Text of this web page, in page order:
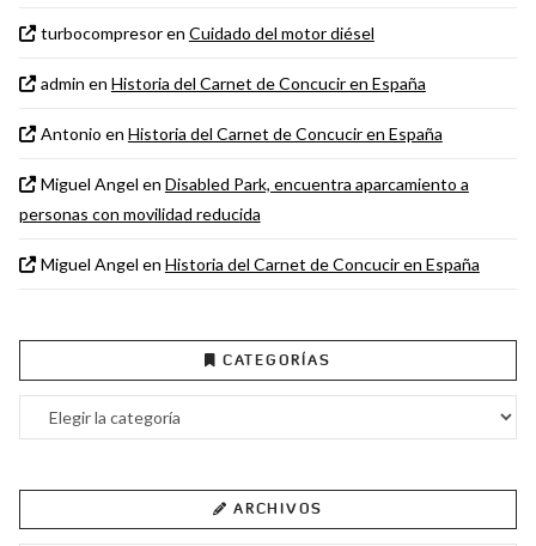
turbocompresoren Cuidado del motor diésel
admin en Historia del Carnet de Concucir en España
Antonio en Historia del Carnet de Concucir en España
Miguel Angel en Disabled Park, encuentra aparcamiento a
personas con movilidad reducida
Miguel Angel en Historia del Carnet de Concucir en España
CATEGORÍAS
Categorías
ARCHIVOS